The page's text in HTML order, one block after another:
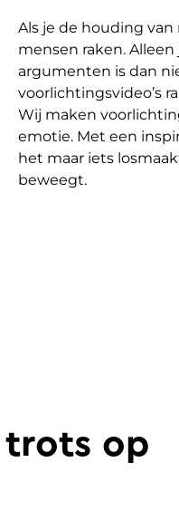
Als je de houding
mensen raken.
argumenten is dan
voorlichtingsvideo’s
Wij maken
emotie. Met een
het maar iets
beweegt.
trots op